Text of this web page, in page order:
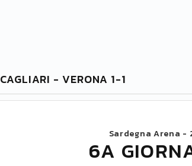
CAGLIARI - VERONA 1-1
Sardegna Arena -
6A